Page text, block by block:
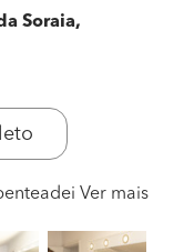
Soraia,
Ver mais